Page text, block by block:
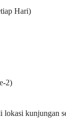
Hari)
2)
lokasi kunjungan